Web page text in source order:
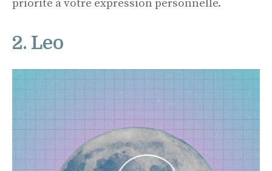
priorité à votre expression personnelle.
2. Leo